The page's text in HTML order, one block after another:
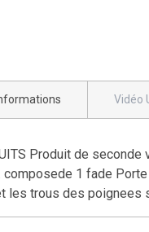
Vidéo
Produit de
1 fade
les trous des poignees